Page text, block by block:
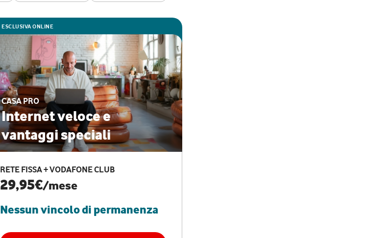
ESCLUSIVA ONLINE
CASA PRO
Internet veloce e
vantaggi speciali
RETE FISSA + VODAFONE CLUB
29,95€/mese
Nessun vincolo di permanenza